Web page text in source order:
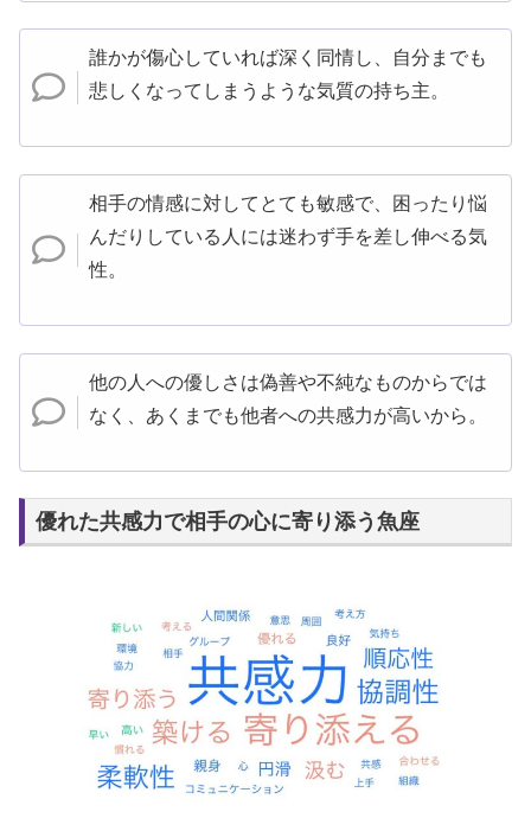
誰かが傷心していれば深く同情し、自分までも
悲しくなってしまうような気質の持ち主。
相手の情感に対してとても敏感で、困ったり悩
んだりしている人には迷わず手を差し伸べる気
性。
他の人への優しさは偽善や不純なものからでは
なく、あくまでも他者への共感力が高いから。
優れた共感力で相手の心に寄り添う魚座